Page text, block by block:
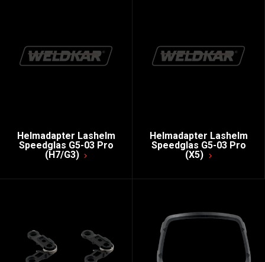
Helmadapter Lashelm
Speedglas G5-03 Pro
(H7/G3)
Helmadapter Lashelm
Speedglas G5-03 Pro
(X5)